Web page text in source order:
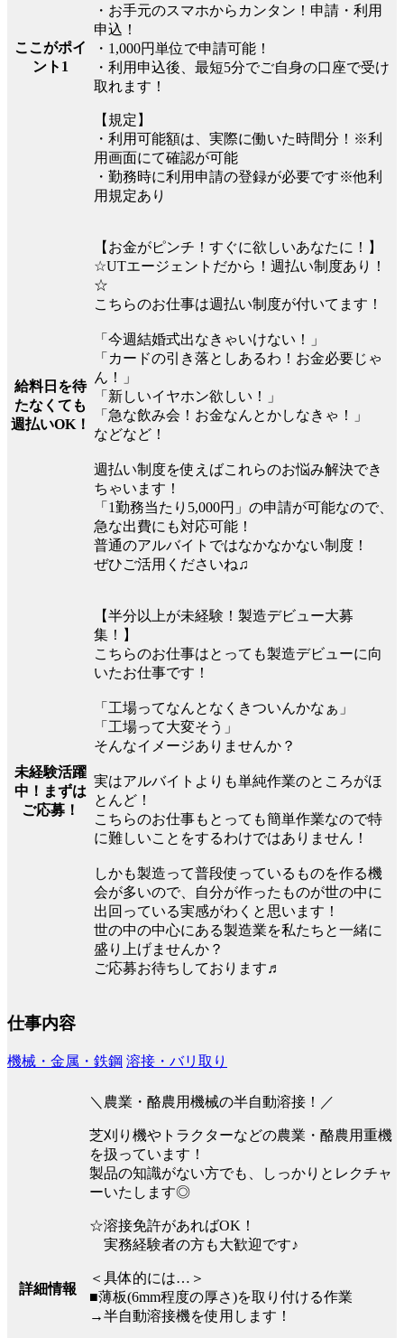
ここがポイ
ント1
・お手元のスマホからカンタン！申請・利用
申込！
・1,000円単位で申請可能！
・利用申込後、最短5分でご自身の口座で受け
取れます！
【規定】
・利用可能額は、実際に働いた時間分！※利
用画面にて確認が可能
・勤務時に利用申請の登録が必要です※他利
用規定あり
給料日を待
たなくても
週払いOK！
【お金がピンチ！すぐに欲しいあなたに！】
☆UTエージェントだから！週払い制度あり！
☆
こちらのお仕事は週払い制度が付いてます！
「今週結婚式出なきゃいけない！」
「カードの引き落としあるわ！お金必要じゃ
ん！」
「新しいイヤホン欲しい！」
「急な飲み会！お金なんとかしなきゃ！」
などなど！
週払い制度を使えばこれらのお悩み解決でき
ちゃいます！
「1勤務当たり5,000円」の申請が可能なので、
急な出費にも対応可能！
普通のアルバイトではなかなかない制度！
ぜひご活用くださいね♫
未経験活躍
中！まずは
ご応募！
【半分以上が未経験！製造デビュー大募
集！】
こちらのお仕事はとっても製造デビューに向
いたお仕事です！
「工場ってなんとなくきついんかなぁ」
「工場って大変そう」
そんなイメージありませんか？
実はアルバイトよりも単純作業のところがほ
とんど！
こちらのお仕事もとっても簡単作業なので特
に難しいことをするわけではありません！
しかも製造って普段使っているものを作る機
会が多いので、自分が作ったものが世の中に
出回っている実感がわくと思います！
世の中の中心にある製造業を私たちと一緒に
盛り上げませんか？
ご応募お待ちしております♬
仕事内容
機械・金属・鉄鋼 溶接・バリ取り
詳細情報
＼農業・酪農用機械の半自動溶接！／
芝刈り機やトラクターなどの農業・酪農用重機
を扱っています！
製品の知識がない方でも、しっかりとレクチャ
ーいたします◎
☆溶接免許があればOK！
実務経験者の方も大歓迎です♪
＜具体的には…＞
■薄板(6mm程度の厚さ)を取り付ける作業
→半自動溶接機を使用します！